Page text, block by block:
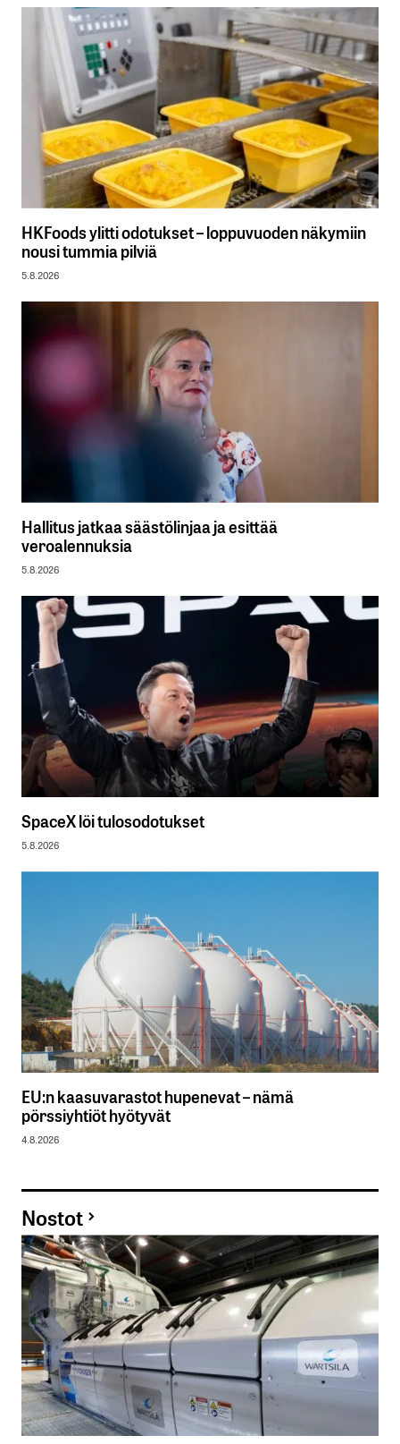
HKFoods ylitti odotukset – loppuvuoden näkymiin
nousi tummia pilviä
5.8.2026
Hallitus jatkaa säästölinjaa ja esittää
veroalennuksia
5.8.2026
SpaceX löi tulosodotukset
5.8.2026
EU:n kaasuvarastot hupenevat – nämä
pörssiyhtiöt hyötyvät
4.8.2026
Nostot